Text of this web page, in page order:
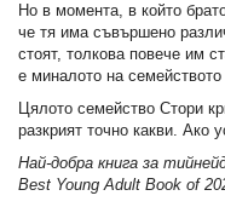
Но в момента, в който
че тя има съвършено
стоят, толкова повече им
е миналото на
Цялото семейство Стори
разкрият точно какви. Ако
Най-добра книга за
Best Young Adult Book of